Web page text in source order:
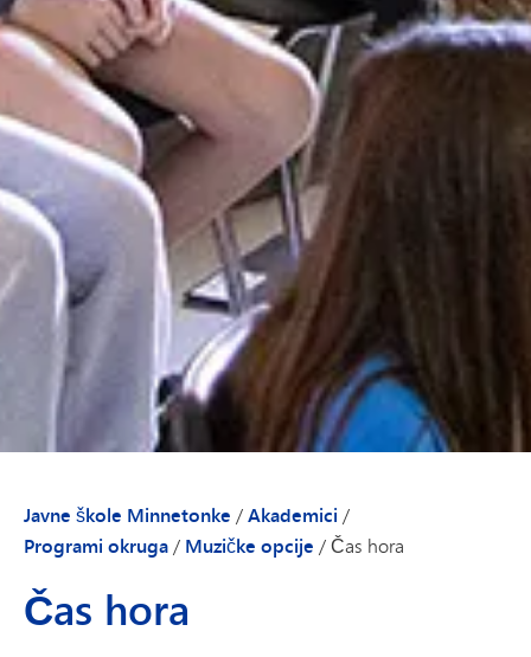
Javne škole Minnetonke /Akademici /
Programi okruga / Muzičke opcije /Čas hora
Čas hora